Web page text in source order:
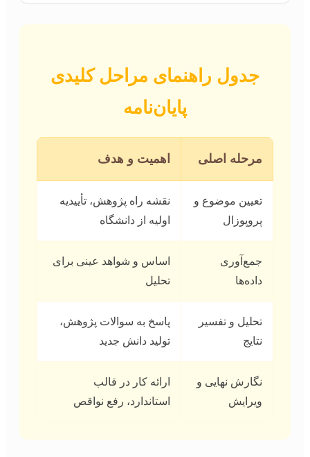
جدول راهنمای مراحل کلیدی
پایان‌نامه
مرحله اصلی اهمیت و هدف
تعیین موضوع و
پروپوزال
نقشه راه پژوهش، تأییدیه
اولیه از دانشگاه
جمع‌آوری
داده‌ها
اساس و شواهد عینی برای
تحلیل
تحلیل و تفسیر
نتایج
پاسخ به سوالات پژوهش،
تولید دانش جدید
نگارش نهایی و
ویرایش
ارائه کار در قالب
استاندارد، رفع نواقص